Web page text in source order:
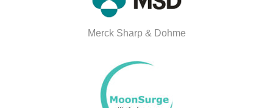
Merck Sharp & Dohme